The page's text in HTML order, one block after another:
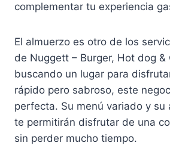
complementar tu experiencia
El almuerzo es otro de los
de Nuggett – Burger, Hot dog &
buscando un lugar para
rápido pero sabroso, este
perfecta. Su menú variado y su
te permitirán disfrutar de una
sin perder mucho tiempo.